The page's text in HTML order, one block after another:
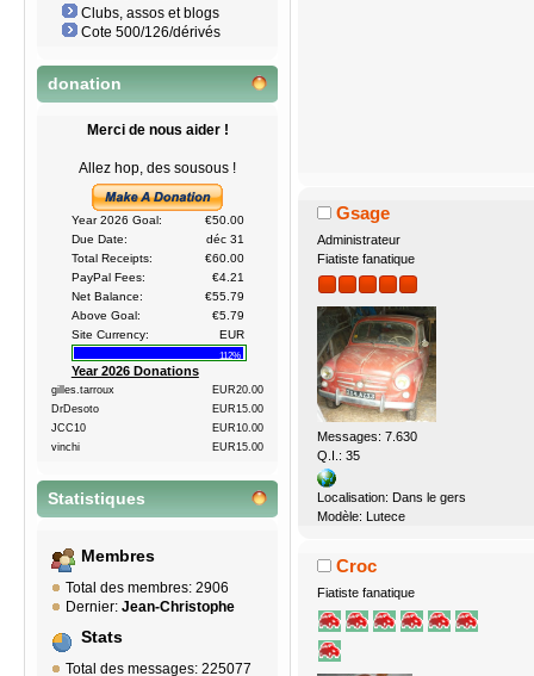
Clubs, assos et blogs
Cote 500/126/dérivés
donation
Merci de nous aider !
Allez hop, des sousous !
Year 2026 Goal:
€50.00
Due Date:
déc 31
Total Receipts:
€60.00
PayPal Fees:
€4.21
Net Balance:
€55.79
Above Goal:
€5.79
Site Currency:
EUR
112%
Year 2026 Donations
gilles.tarroux
EUR20.00
DrDesoto
EUR15.00
JCC10
EUR10.00
vinchi
EUR15.00
Statistiques
Membres
Total des membres: 2906
Dernier: Jean-Christophe
Stats
Total des messages: 225077
Gsage
Administrateur
Fiatiste fanatique
Messages: 7.630
Q.I.: 35
Localisation: Dans le gers
Modèle: Lutece
Croc
Fiatiste fanatique